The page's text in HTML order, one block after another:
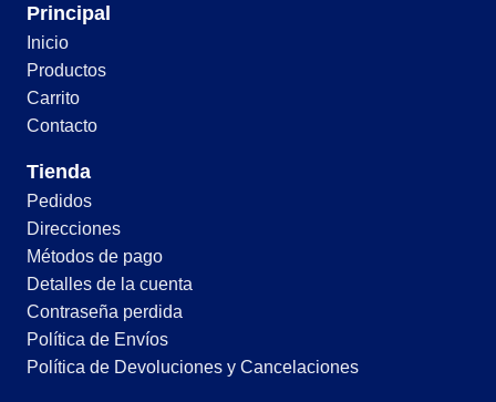
Principal
Inicio
Productos
Carrito
Contacto
Tienda
Pedidos
Direcciones
Métodos de pago
Detalles de la cuenta
Contraseña perdida
Política de Envíos
Política de Devoluciones y Cancelaciones